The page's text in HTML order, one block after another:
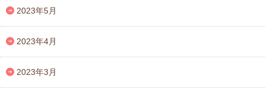
2023年5月
2023年4月
2023年3月